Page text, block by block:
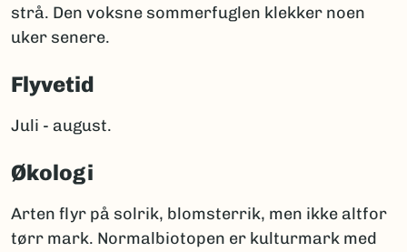
strå. Den voksne sommerfuglen klekker noen
uker senere.
Flyvetid
Juli - august.
Økologi
Arten flyr på solrik, blomsterrik, men ikke altfor
tørr mark. Normalbiotopen er kulturmark med